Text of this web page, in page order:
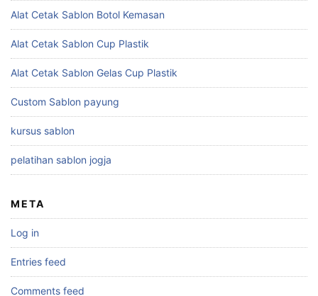
Alat Cetak Sablon Botol Kemasan
Alat Cetak Sablon Cup Plastik
Alat Cetak Sablon Gelas Cup Plastik
Custom Sablon payung
kursus sablon
pelatihan sablon jogja
META
Log in
Entries feed
Comments feed